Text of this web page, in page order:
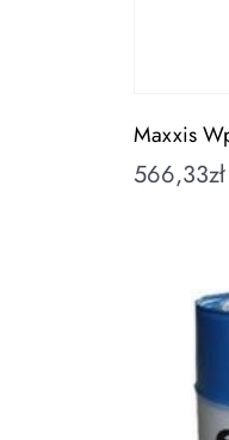
Maxxis
566,33zł